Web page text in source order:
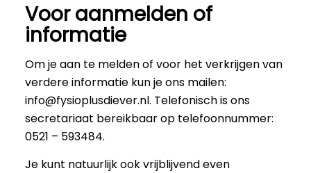
Voor aanmelden of
informatie
Om je aan te melden of voor het verkrijgen van
verdere informatie kun je ons mailen:
info@fysioplusdiever.nl. Telefonisch is ons
secretariaat bereikbaar op telefoonnummer:
0521 – 593484.
Je kunt natuurlijk ook vrijblijvend even